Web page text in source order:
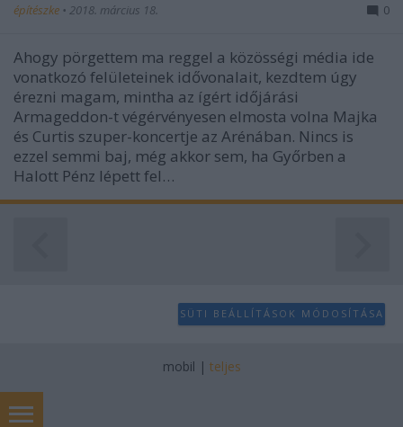
építészke • 2018. március 18. 0
Ahogy pörgettem ma reggel a közösségi média ide
vonatkozó felületeinek idővonalait, kezdtem úgy
érezni magam, mintha az ígért időjárási
Armageddon-t végérvényesen elmosta volna Majka
és Curtis szuper-koncertje az Arénában. Nincs is
ezzel semmi baj, még akkor sem, ha Győrben a
Halott Pénz lépett fel…
SÜTI BEÁLLÍTÁSOK MÓDOSÍTÁSA
mobil | teljes